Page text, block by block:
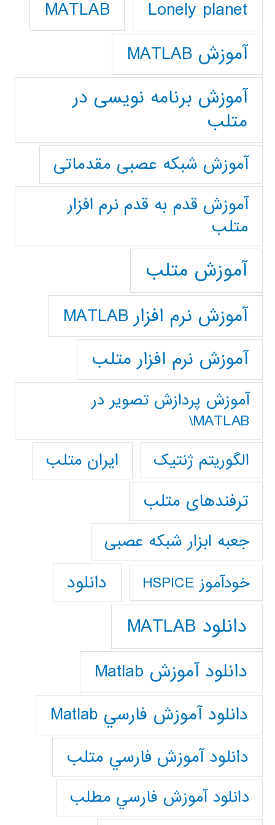
Lonely planet
MATLAB
آموزش MATLAB
آموزش برنامه نویسی در
متلب
آموزش شبکه عصبی مقدماتی
آموزش قدم به قدم نرم افزار
متلب
آموزش متلب
آموزش نرم افزار MATLAB
آموزش نرم افزار متلب
آموزش پردازش تصوير در
MATLAB\
الگوریتم ژنتیک
ایران متلب
ترفندهای متلب
جعبه ابزار شبکه عصبی
خودآموز HSPICE دانلود
دانلود MATLAB
دانلود آموزش Matlab
دانلود آموزش فارسي Matlab
دانلود آموزش فارسي متلب
دانلود آموزش فارسي مطلب